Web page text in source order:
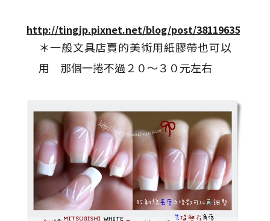
http://tingjp.pixnet.net/blog/post/38119635
＊一般文具店賣的美術用紙膠帶也可以
用 那個一捲不過２０～３０元左右